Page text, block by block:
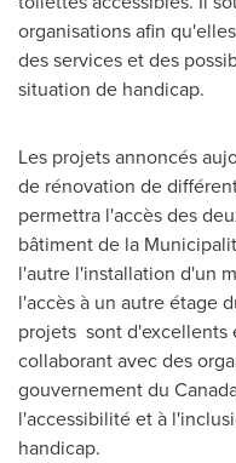
organisations afin
des services et des
situation de handicap.
Les projets annoncés
de rénovation de
permettra l'accès des
bâtiment de la
l'autre l'installation d'un
l'accès à un autre étage
projets sont d'excellents
collaborant avec des
gouvernement du
l'accessibilité et à
handicap.